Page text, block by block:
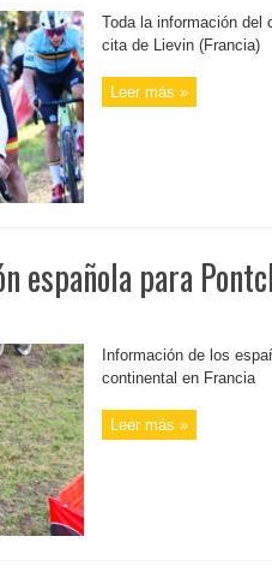
Toda la información del
cita de Lievin (Francia)
Leer más »
española para
Información de los
continental en Francia
Leer más »